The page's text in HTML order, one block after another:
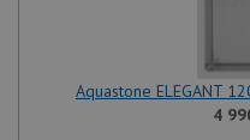
Aquastone ELEGANT
4